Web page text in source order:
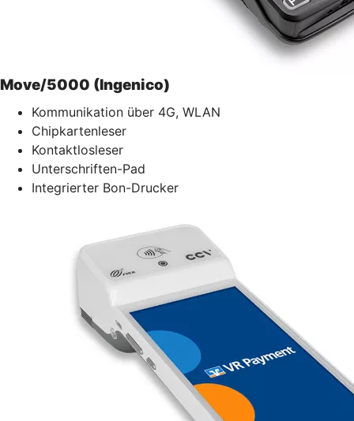
Move/5000 (Ingenico)
Kommunikation über 4G, WLAN
Chipkartenleser
Kontaktlosleser
Unterschriften-Pad
Integrierter Bon-Drucker